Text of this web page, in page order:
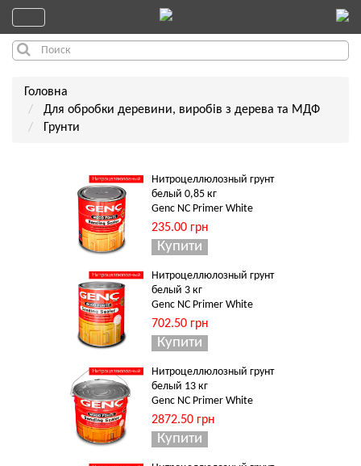
Головна
Для обробки деревини, виробів з дерева та МДФ
Грунти
Нитроцеллюлозный грунт
белый 0,85 кг
Genc NC Primer White
235.00 грн
Нитроцеллюлозный грунт
белый 3 кг
Genc NC Primer White
702.50 грн
Нитроцеллюлозный грунт
белый 13 кг
Genc NC Primer White
2872.50 грн